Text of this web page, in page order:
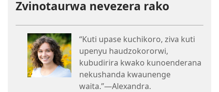
Zvinotaurwa nevezera rako
“Kuti upase kuchikoro, ziva kuti
upenyu haudzokororwi,
kubudirira kwako kunoenderana
nekushanda kwaunenge
waita.”—Alexandra.